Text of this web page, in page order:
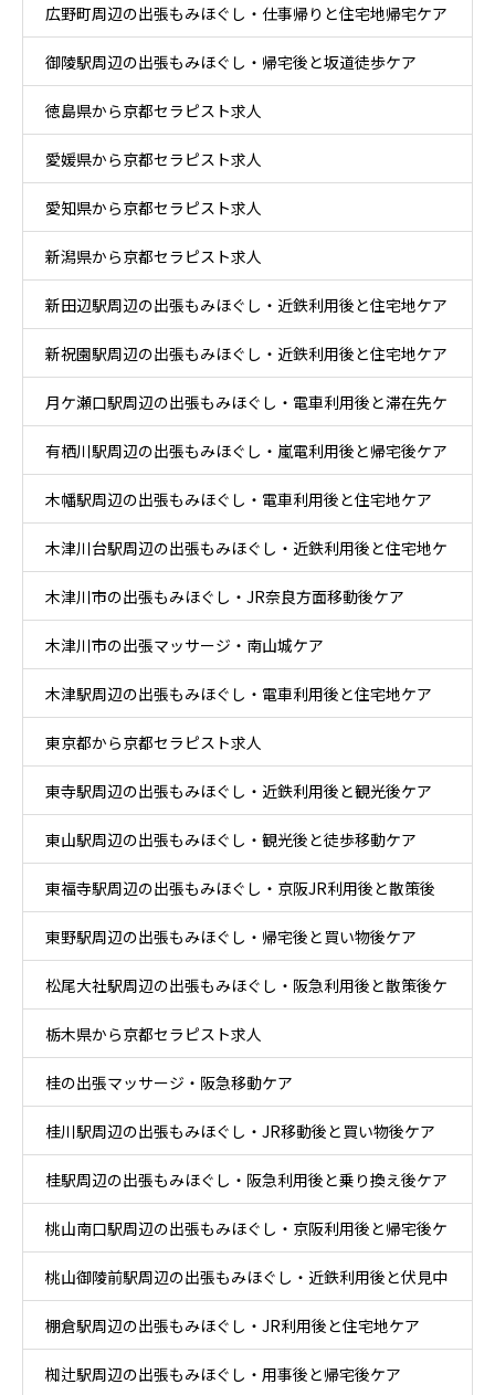
広野町周辺の出張もみほぐし・仕事帰りと住宅地帰宅ケア
御陵駅周辺の出張もみほぐし・帰宅後と坂道徒歩ケア
徳島県から京都セラピスト求人
愛媛県から京都セラピスト求人
愛知県から京都セラピスト求人
新潟県から京都セラピスト求人
新田辺駅周辺の出張もみほぐし・近鉄利用後と住宅地ケア
新祝園駅周辺の出張もみほぐし・近鉄利用後と住宅地ケア
月ケ瀬口駅周辺の出張もみほぐし・電車利用後と滞在先ケ
ア
有栖川駅周辺の出張もみほぐし・嵐電利用後と帰宅後ケア
木幡駅周辺の出張もみほぐし・電車利用後と住宅地ケア
木津川台駅周辺の出張もみほぐし・近鉄利用後と住宅地ケ
ア
木津川市の出張もみほぐし・JR奈良方面移動後ケア
木津川市の出張マッサージ・南山城ケア
木津駅周辺の出張もみほぐし・電車利用後と住宅地ケア
東京都から京都セラピスト求人
東寺駅周辺の出張もみほぐし・近鉄利用後と観光後ケア
東山駅周辺の出張もみほぐし・観光後と徒歩移動ケア
東福寺駅周辺の出張もみほぐし・京阪JR利用後と散策後
ケア
東野駅周辺の出張もみほぐし・帰宅後と買い物後ケア
松尾大社駅周辺の出張もみほぐし・阪急利用後と散策後ケ
ア
栃木県から京都セラピスト求人
桂の出張マッサージ・阪急移動ケア
桂川駅周辺の出張もみほぐし・JR移動後と買い物後ケア
桂駅周辺の出張もみほぐし・阪急利用後と乗り換え後ケア
桃山南口駅周辺の出張もみほぐし・京阪利用後と帰宅後ケ
ア
桃山御陵前駅周辺の出張もみほぐし・近鉄利用後と伏見中
心部ケア
棚倉駅周辺の出張もみほぐし・JR利用後と住宅地ケア
椥辻駅周辺の出張もみほぐし・用事後と帰宅後ケア